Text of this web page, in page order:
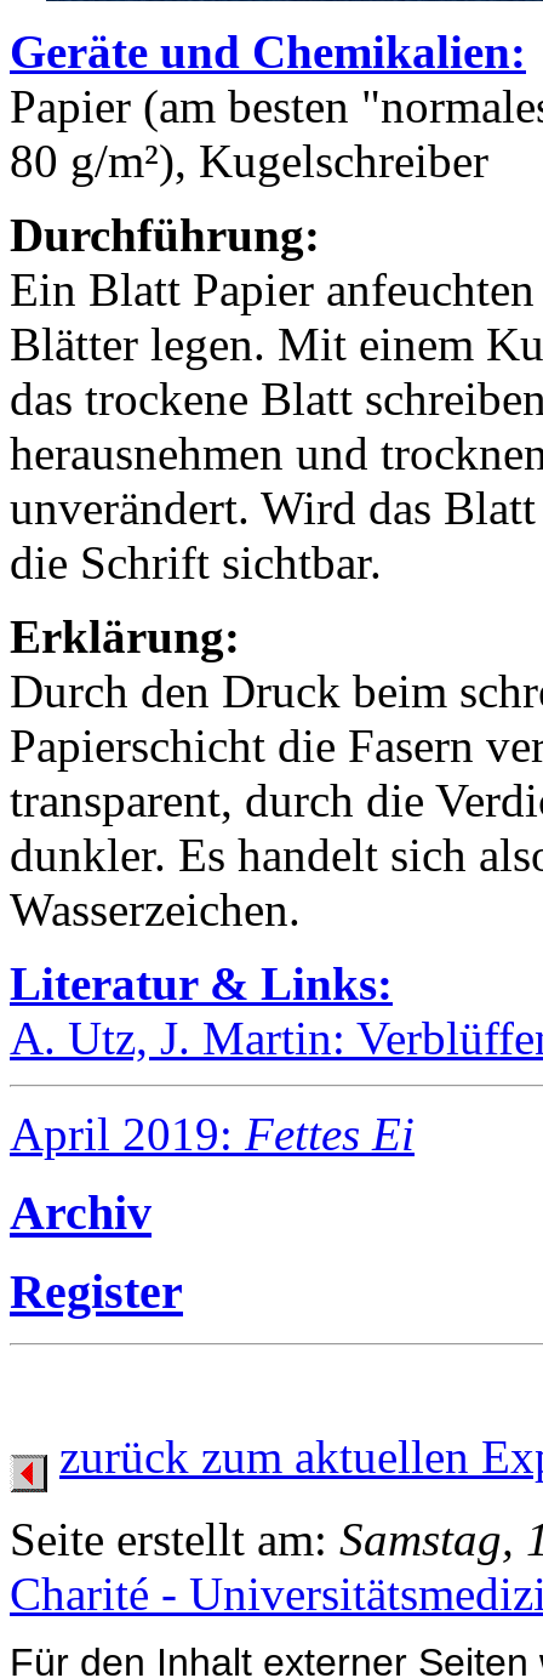
Geräte und Chemikalien:
Papier (am besten
80 g/m²), Kugelschreiber
Durchführung:
Ein Blatt Papier
Blätter legen. Mit einem
das trockene Blatt
herausnehmen und
unverändert. Wird das
die Schrift sichtbar.
Erklärung:
Durch den Druck beim
Papierschicht die Fasern
transparent, durch die
dunkler. Es handelt sich
Wasserzeichen.
Literatur & Links:
A. Utz, J. Martin:
April 2019: Fettes Ei
Archiv
Register
zurück zum aktuellen
Seite erstellt am: Samstag,
Charité -
Für den Inhalt externer